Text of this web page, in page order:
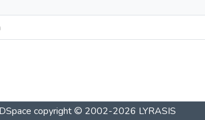
copyright © 2002-2026 LYRASIS